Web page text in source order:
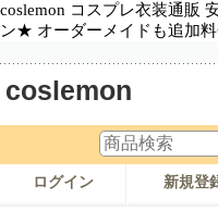
coslemon コスプレ衣装通販
ン★ オーダーメイドも追加料
coslemon
ログイン 新規登